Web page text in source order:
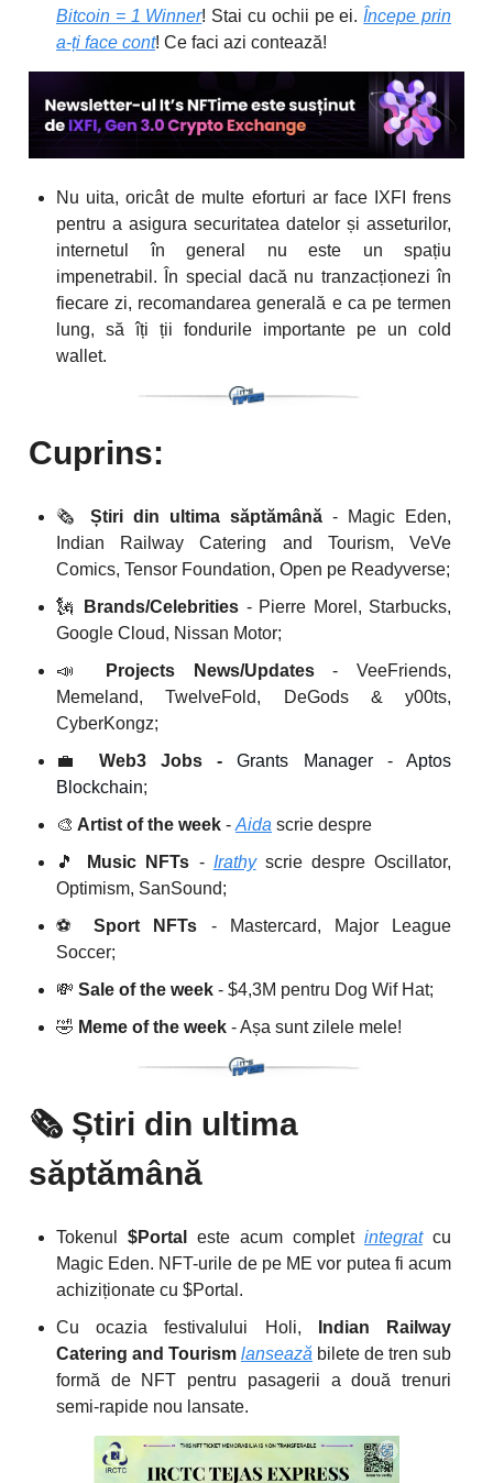
Bitcoin = 1 Winner! Stai cu ochii pe ei. Începe prin
a-ți face cont! Ce faci azi contează!
Nu uita, oricât de multe eforturi ar face IXFI frens
pentru a asigura securitatea datelor și asseturilor,
internetul în general nu este un spațiu
impenetrabil. În special dacă nu tranzacționezi în
fiecare zi, recomandarea generală e ca pe termen
lung, să îți ții fondurile importante pe un cold
wallet.
Cuprins:
🗞️ Știri din ultima săptămână - Magic Eden,
Indian Railway Catering and Tourism, VeVe
Comics, Tensor Foundation, Open pe Readyverse;
🗽
Brands/Celebrities - Pierre Morel, Starbucks,
Google Cloud, Nissan Motor;
📣
Projects News/Updates- VeeFriends,
Memeland, TwelveFold, DeGods & y00ts,
CyberKongz;
💼
Web3 Jobs -Grants Manager - Aptos
Blockchain;
🎨 Artist of the week - Aida scrie despre
🎵
Music NFTs - Irathyscrie despre Oscillator,
Optimism, SanSound;
⚽️
Sport NFTs - Mastercard, Major League
Soccer;
💸 Sale of the week - $4,3M pentru Dog Wif Hat;
🤣 Meme of the week - Așa sunt zilele mele!
🗞️ Știri din ultima
săptămână
Tokenul $Portal este acum complet integratcu
Magic Eden. NFT-urile de pe ME vor putea fi acum
achiziționate cu $Portal.
Cu ocazia festivalului Holi,
Indian Railway
Catering and Tourism lansează bilete de tren sub
formă de NFT pentru pasagerii a două trenuri
semi-rapide nou lansate.